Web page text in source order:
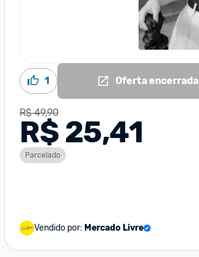
1 Oferta encerrada
R$ 49,90
R$ 25,41
Parcelado
Vendido por: Mercado Livre